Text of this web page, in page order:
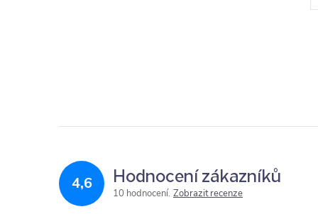
4,6 Hodnocení zákazníků
10 hodnocení Zobrazit recenze